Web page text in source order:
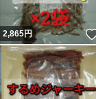
2,865円